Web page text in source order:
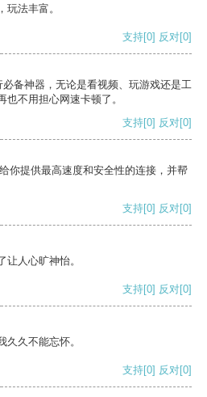
法丰富。
支持[0] 反对[0]
备神器，无论是看视频、玩游戏还是工
不用担心网速卡顿了。
支持[0] 反对[0]
你提供最高速度和安全性的连接，并帮
支持[0] 反对[0]
人心旷神怡。
支持[0] 反对[0]
久不能忘怀。
支持[0] 反对[0]